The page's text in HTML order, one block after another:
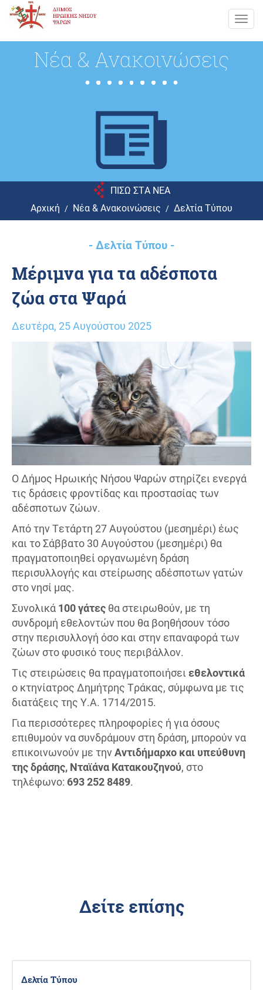
Νέα & Ανακοινώσεις
ΠΙΣΩ ΣΤA NEA
Αρχική
Νέα & Ανακοινώσεις Δελτία Τύπου
- Δελτία Τύπου -
Μέριμνα για τα αδέσποτα
ζώα στα Ψαρά
Δευτέρα, 25 Αυγούστου 2025
Ο Δήμος Ηρωικής Νήσου Ψαρών στηρίζει ενεργά
τις δράσεις φροντίδας και προστασίας των
αδέσποτων ζώων.
Από την Τετάρτη 27 Αυγούστου (μεσημέρι) έως
και το Σάββατο 30 Αυγούστου (μεσημέρι) θα
πραγματοποιηθεί οργανωμένη δράση
περισυλλογής και στείρωσης αδέσποτων γατών
στο νησί μας.
Συνολικά 100 γάτες θα στειρωθούν, με τη
συνδρομή εθελοντών που θα βοηθήσουν τόσο
στην περισυλλογή όσο και στην επαναφορά των
ζώων στο φυσικό τους περιβάλλον.
Τις στειρώσεις θα πραγματοποιήσει εθελοντικά
ο κτηνίατρος Δημήτρης Τράκας, σύμφωνα με τις
διατάξεις της Υ.Α. 1714/2015.
Για περισσότερες πληροφορίες ή για όσους
επιθυμούν να συνδράμουν στη δράση, μπορούν να
επικοινωνούν με τηνΑντιδήμαρχο και υπεύθυνη
της δράσης, Νταϊάνα Κατακουζηνού, στο
τηλέφωνο: 693 252 8489.
Δείτε επίσης
Δελτία Τύπου